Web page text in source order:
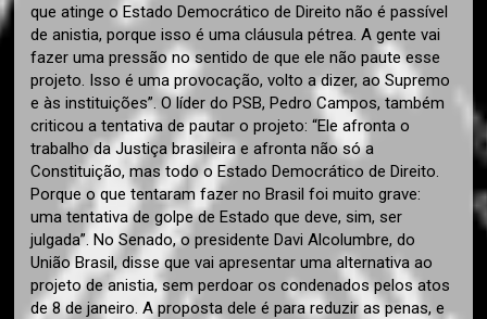
que atinge o Estado Democrático de Direito não é passível
de anistia, porque isso é uma cláusula pétrea. A gente vai
fazer uma pressão no sentido de que ele não paute esse
projeto. Isso é uma provocação, volto a dizer, ao Supremo
e às instituições”. O líder do PSB, Pedro Campos, também
criticou a tentativa de pautar o projeto: “Ele afronta o
trabalho da Justiça brasileira e afronta não só a
Constituição, mas todo o Estado Democrático de Direito.
Porque o que tentaram fazer no Brasil foi muito grave:
uma tentativa de golpe de Estado que deve, sim, ser
julgada”. No Senado, o presidente Davi Alcolumbre, do
União Brasil, disse que vai apresentar uma alternativa ao
projeto de anistia, sem perdoar os condenados pelos atos
de 8 de janeiro. A proposta dele é para reduzir as penas, e